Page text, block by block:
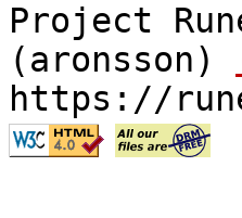
Project
(aronsson)
https://